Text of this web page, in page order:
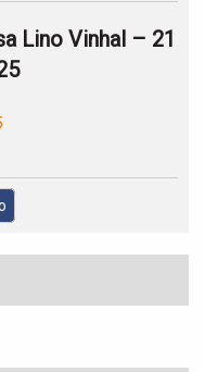
Lino Vinhal – 21